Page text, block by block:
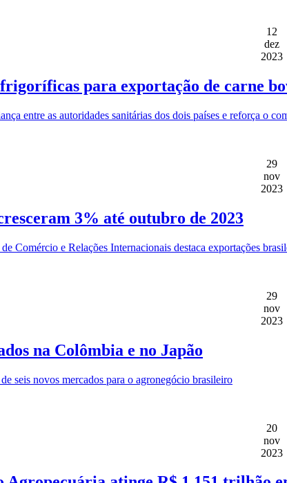
12
dez
2023
para exportação de carne
entre as autoridades sanitárias dos dois países e reforça o
29
nov
2023
3% até outubro de 2023
Comércio e Relações Internacionais destaca exportações
29
nov
2023
na Colômbia e no Japão
seis novos mercados para o agronegócio brasileiro
20
nov
2023